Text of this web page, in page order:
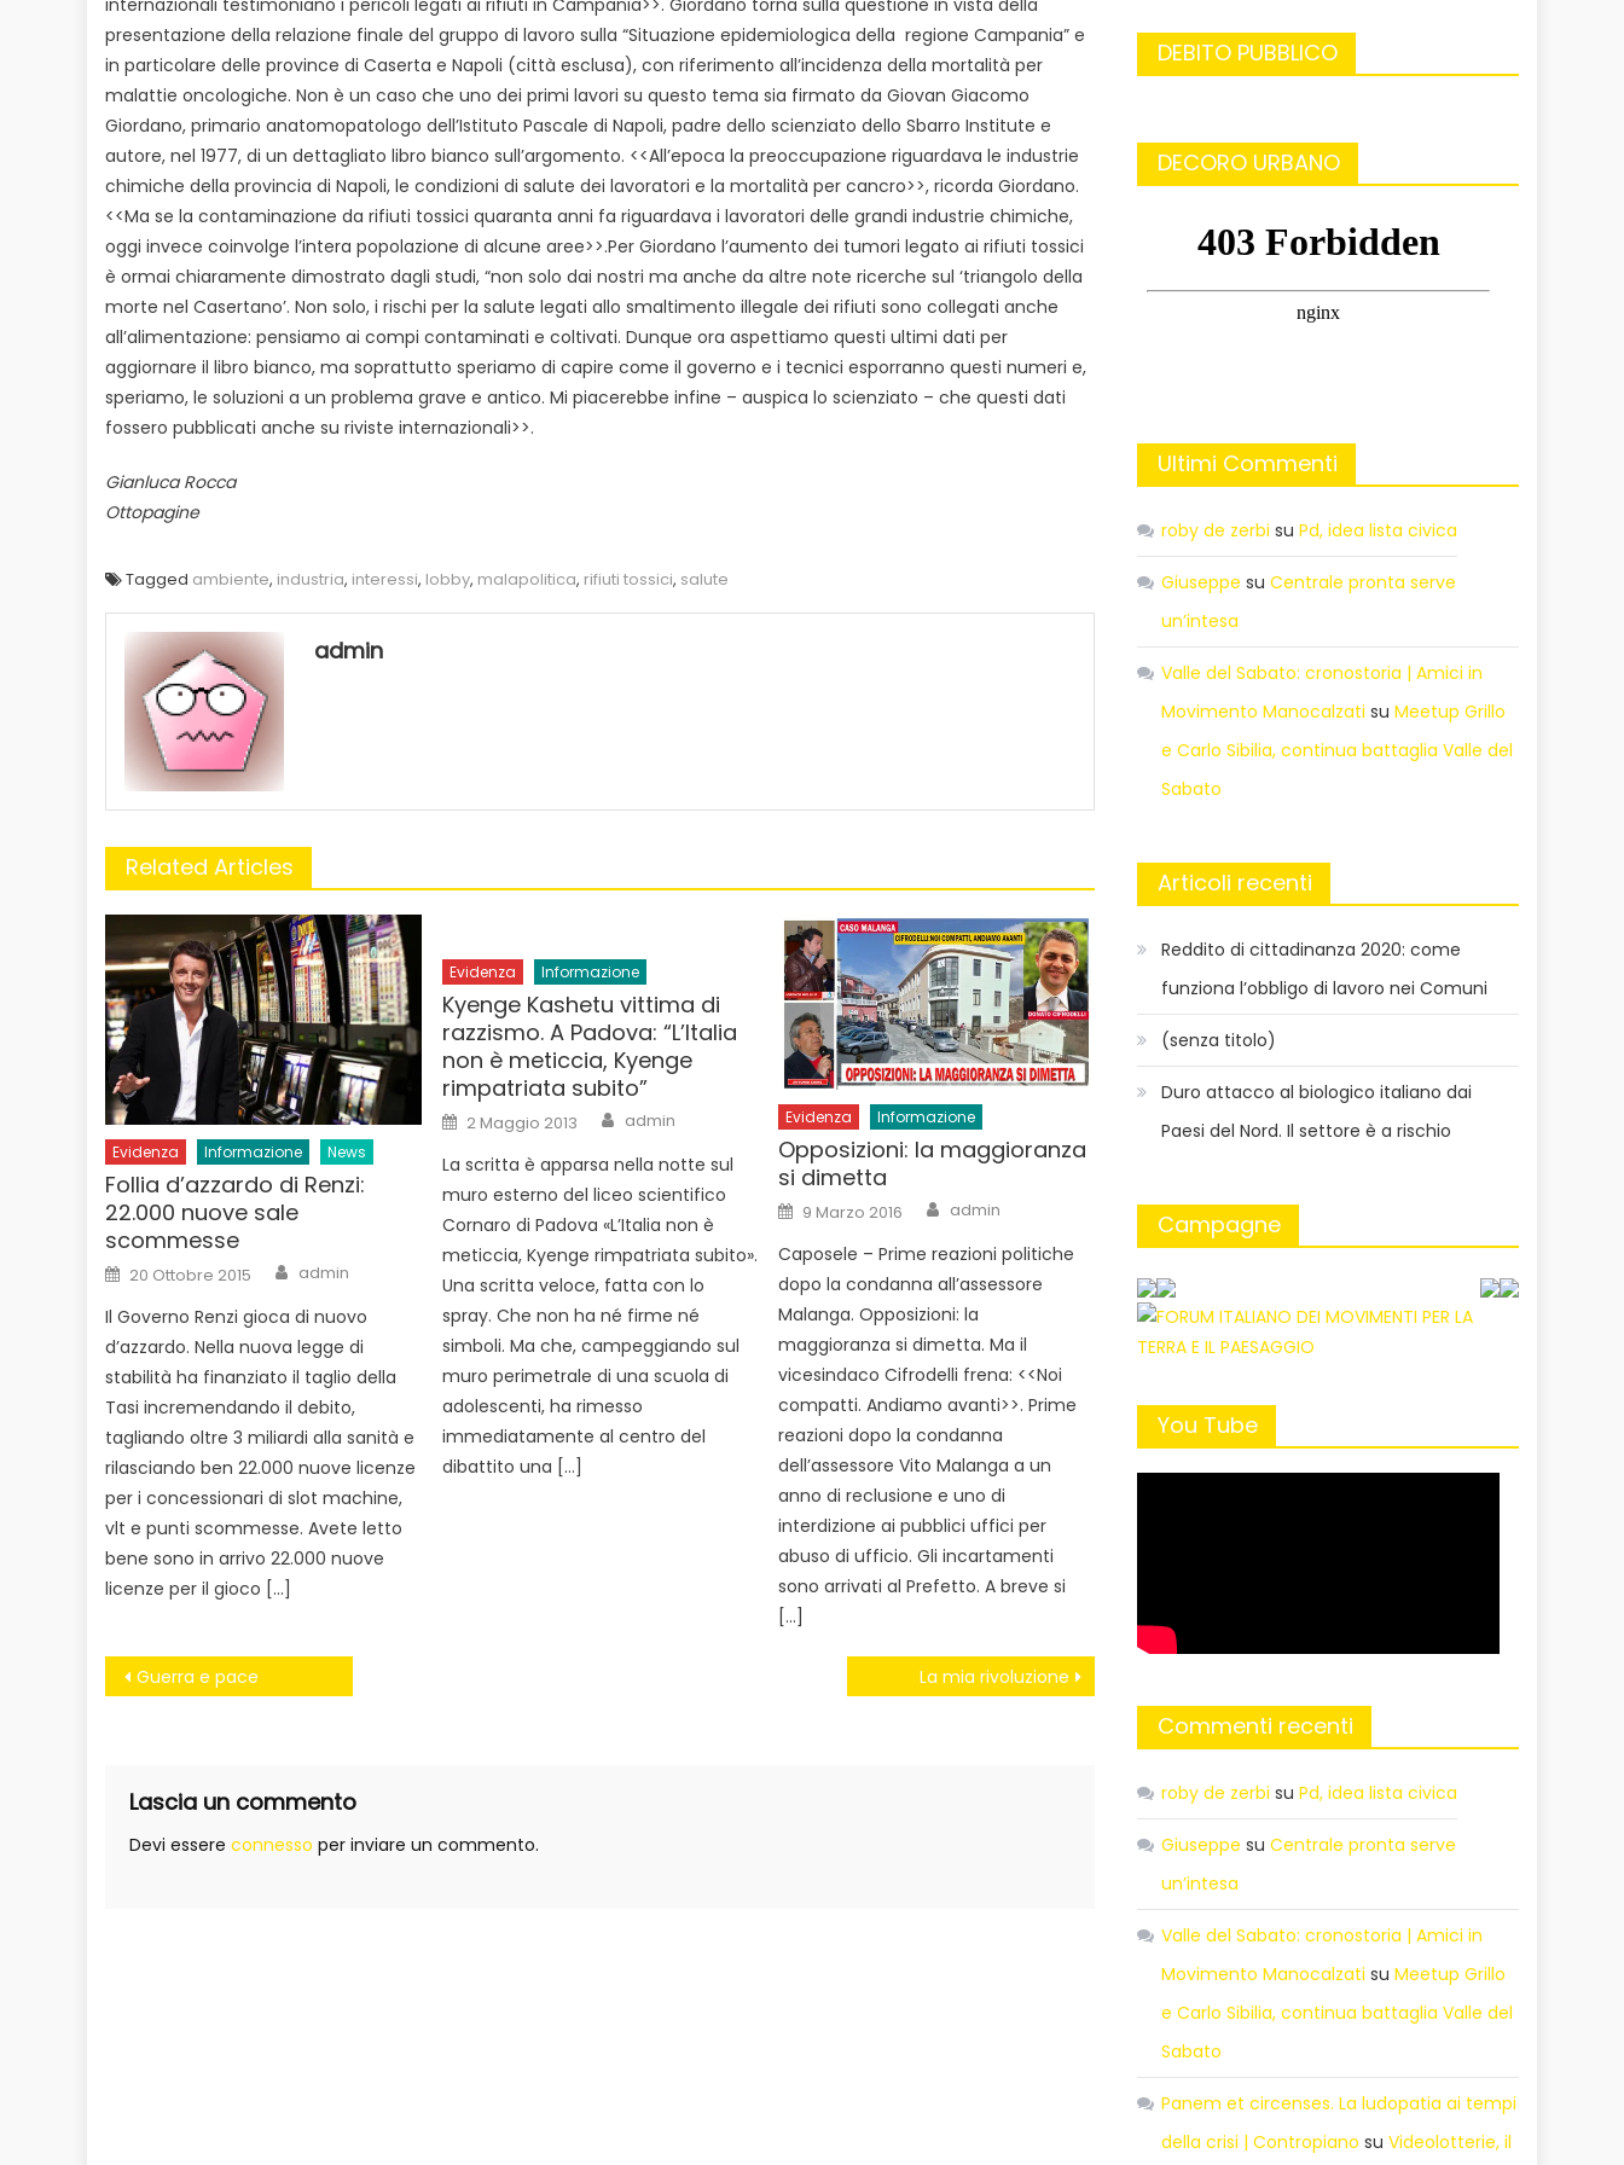
presentazione della relazione finale del gruppo di lavoro sulla “Situazione epidemiologica della regione Campania” e
in particolare delle province di Caserta e Napoli (città esclusa), con riferimento all’incidenza della mortalità per
malattie oncologiche. Non è un caso che uno dei primi lavori su questo tema sia firmato da Giovan Giacomo
Giordano, primario anatomopatologo dell’Istituto Pascale di Napoli, padre dello scienziato dello Sbarro Institute e
autore, nel 1977, di un dettagliato libro bianco sull’argomento. <<All’epoca la preoccupazione riguardava le industrie
chimiche della provincia di Napoli, le condizioni di salute dei lavoratori e la mortalità per cancro>>, ricorda Giordano.
<<Ma se la contaminazione da rifiuti tossici quaranta anni fa riguardava i lavoratori delle grandi industrie chimiche,
oggi invece coinvolge l’intera popolazione di alcune aree>>.Per Giordano l’aumento dei tumori legato ai rifiuti tossici
è ormai chiaramente dimostrato dagli studi, “non solo dai nostri ma anche da altre note ricerche sul ‘triangolo della
morte nel Casertano’. Non solo, i rischi per la salute legati allo smaltimento illegale dei rifiuti sono collegati anche
all’alimentazione: pensiamo ai compi contaminati e coltivati. Dunque ora aspettiamo questi ultimi dati per
aggiornare il libro bianco, ma soprattutto speriamo di capire come il governo e i tecnici esporranno questi numeri e,
speriamo, le soluzioni a un problema grave e antico. Mi piacerebbe infine – auspica lo scienziato – che questi dati
fossero pubblicati anche su riviste internazionali>>.
Gianluca Rocca
Ottopagine
Tagged ambiente, industria, interessi, lobby, malapolitica, rifiuti tossici, salute
admin
Related Articles
Evidenza Informazione News
Follia d’azzardo di Renzi:
22.000 nuove sale
scommesse
Posted
on
20 Ottobre 2015 Author
admin
Il Governo Renzi gioca di nuovo
d’azzardo. Nella nuova legge di
stabilità ha finanziato il taglio della
Tasi incremendando il debito,
tagliando oltre 3 miliardi alla sanità e
rilasciando ben 22.000 nuove licenze
per i concessionari di slot machine,
vlt e punti scommesse. Avete letto
bene sono in arrivo 22.000 nuove
licenze per il gioco […]
Evidenza Informazione
Kyenge Kashetu vittima di
razzismo. A Padova: “L’Italia
non è meticcia, Kyenge
rimpatriata subito”
Posted
on
2 Maggio 2013 Author
admin
La scritta è apparsa nella notte sul
muro esterno del liceo scientifico
Cornaro di Padova «L’Italia non è
meticcia, Kyenge rimpatriata subito».
Una scritta veloce, fatta con lo
spray. Che non ha né firme né
simboli. Ma che, campeggiando sul
muro perimetrale di una scuola di
adolescenti, ha rimesso
immediatamente al centro del
dibattito una […]
Evidenza Informazione
Opposizioni: la maggioranza
si dimetta
Posted
on
9 Marzo 2016 Author
admin
Caposele – Prime reazioni politiche
dopo la condanna all’assessore
Malanga. Opposizioni: la
maggioranza si dimetta. Ma il
vicesindaco Cifrodelli frena: <<Noi
compatti. Andiamo avanti>>. Prime
reazioni dopo la condanna
dell’assessore Vito Malanga a un
anno di reclusione e uno di
interdizione ai pubblici uffici per
abuso di ufficio. Gli incartamenti
sono arrivati al Prefetto. A breve si
[…]
Navigazione
Guerra e pace La mia rivoluzione
Lascia un commento
Devi essere connesso per inviare un commento.
DEBITO PUBBLICO
DECORO URBANO
Ultimi Commenti
roby de zerbi suPd, idea lista civica
Giuseppe suCentrale pronta serve
un’intesa
Valle del Sabato: cronostoria | Amici in
Movimento Manocalzati suMeetup Grillo
e Carlo Sibilia, continua battaglia Valle del
Sabato
Articoli recenti
Reddito di cittadinanza 2020: come
funziona l’obbligo di lavoro nei Comuni
(senza titolo)
Duro attacco al biologico italiano dai
Paesi del Nord. Il settore è a rischio
Campagne
You Tube
Commenti recenti
roby de zerbi suPd, idea lista civica
Giuseppe suCentrale pronta serve
un’intesa
Valle del Sabato: cronostoria | Amici in
Movimento Manocalzati suMeetup Grillo
e Carlo Sibilia, continua battaglia Valle del
Sabato
Panem et circenses. La ludopatia ai tempi
della crisi | Contropiano suVideolotterie, il